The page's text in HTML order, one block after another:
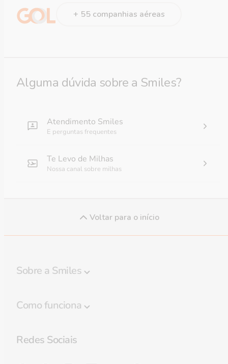
+ 55 companhias aéreas
Alguma dúvida sobre a Smiles?
Atendimento Smiles
E perguntas frequentes
Te Levo de Milhas
Nossa canal sobre milhas
Voltar para o início
Sobre a Smiles
Política de privacidade
Como funciona
Redes Sociais